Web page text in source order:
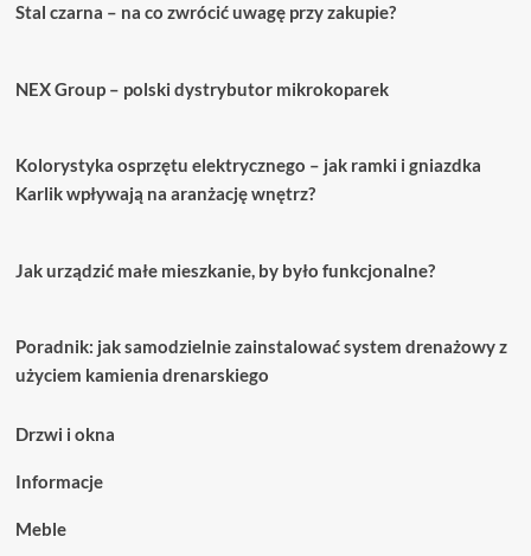
Stal czarna – na co zwrócić uwagę przy zakupie?
NEX Group – polski dystrybutor mikrokoparek
Kolorystyka osprzętu elektrycznego – jak ramki i gniazdka
Karlik wpływają na aranżację wnętrz?
Jak urządzić małe mieszkanie, by było funkcjonalne?
Poradnik: jak samodzielnie zainstalować system drenażowy z
użyciem kamienia drenarskiego
Drzwi i okna
Informacje
Meble